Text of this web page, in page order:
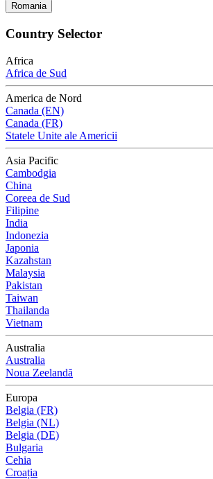
Romania
Country Selector
Africa
Africa de Sud
America de Nord
Canada (EN)
Canada (FR)
Statele Unite ale Americii
Asia Pacific
Cambodgia
China
Coreea de Sud
Filipine
India
Indonezia
Japonia
Kazahstan
Malaysia
Pakistan
Taiwan
Thailanda
Vietnam
Australia
Australia
Noua Zeelandă
Europa
Belgia (FR)
Belgia (NL)
Belgia (DE)
Bulgaria
Cehia
Croația